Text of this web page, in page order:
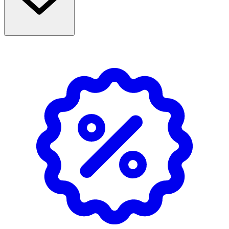
Användning & Dosering
Per 100 g
-
8 g
- Varav mättat fett 1 g
8 g
Varav sockerarter